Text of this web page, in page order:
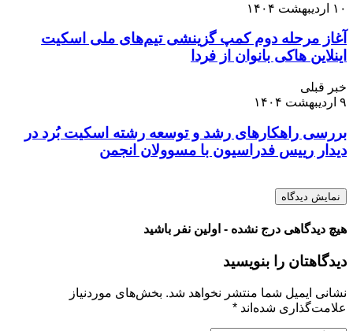
۱۰ اردیبهشت ۱۴۰۴
آغاز مرحله دوم کمپ گزینشی تیم‌های ملی اسکیت
اینلاین هاکی بانوان از فردا
خبر قبلی
۹ اردیبهشت ۱۴۰۴
بررسی راهکارهای رشد و توسعه رشته اسکیت بُرد در
دیدار رییس فدراسیون با مسوولان انجمن
نمایش دیدگاه
هیچ دیدگاهی درج نشده - اولین نفر باشید
دیدگاهتان را بنویسید
نشانی ایمیل شما منتشر نخواهد شد. بخش‌های موردنیاز
علامت‌گذاری شده‌اند *